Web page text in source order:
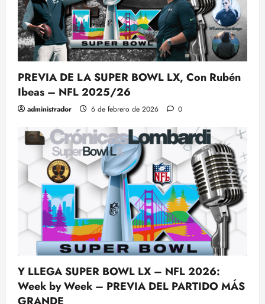
PREVIA DE LA SUPER BOWL LX, Con Rubén
Ibeas – NFL 2025/26
administrador 6 de febrero de 2026 0
Y LLEGA SUPER BOWL LX – NFL 2026:
Week by Week – PREVIA DEL PARTIDO MÁS